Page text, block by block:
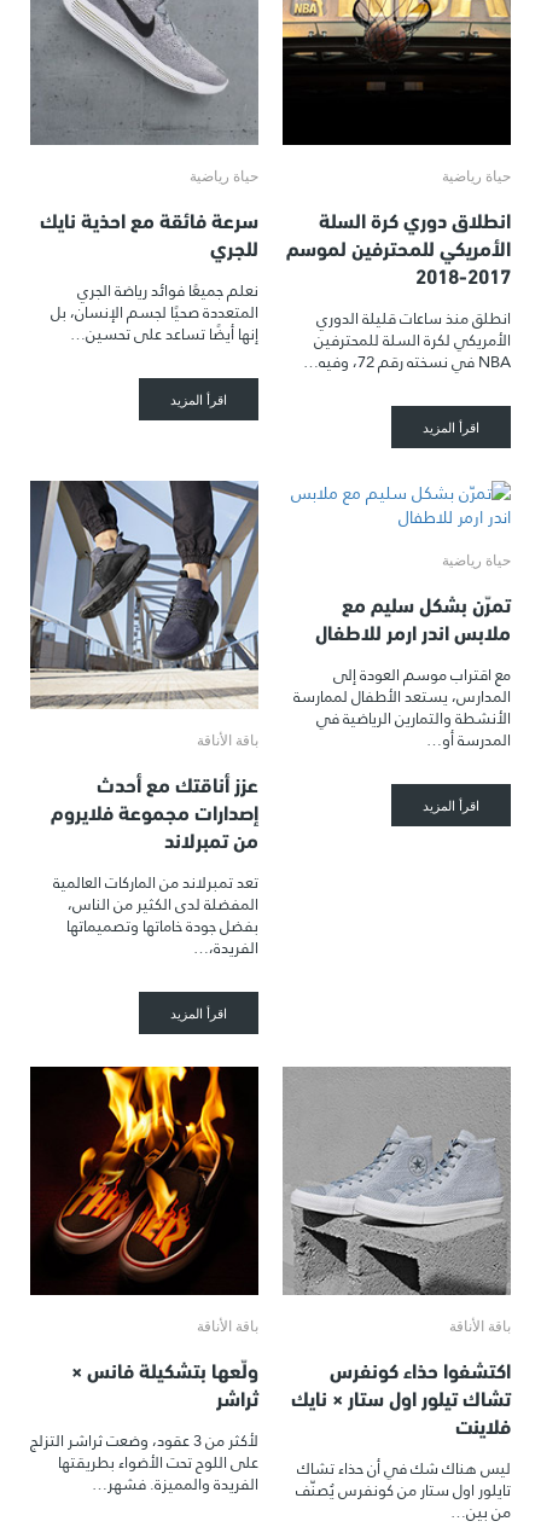
حياة رياضية
انطلاق دوري كرة السلة
الأمريكي للمحترفين لموسم
2017-2018
انطلق منذ ساعات قليلة الدوري
الأمريكي لكرة السلة للمحترفين
NBA في نسخته رقم 72، وفيه…
اقرأ المزيد
حياة رياضية
سرعة فائقة مع احذية نايك
للجري
نعلم جميعًا فوائد رياضة الجري
المتعددة صحيًا لجسم الإنسان، بل
إنها أيضًا تساعد على تحسين…
اقرأ المزيد
حياة رياضية
تمرّن بشكل سليم مع
ملابس اندر ارمر للاطفال
مع اقتراب موسم العودة إلى
المدارس، يستعد الأطفال لممارسة
الأنشطة والتمارين الرياضية في
المدرسة أو…
اقرأ المزيد
باقة الأناقة
عزز أناقتك مع أحدث
إصدارات مجموعة فلايروم
من تمبرلاند
تعد تمبرلاند من الماركات العالمية
المفضلة لدى الكثير من الناس،
بفضل جودة خاماتها وتصميماتها
الفريدة،…
اقرأ المزيد
باقة الأناقة
اكتشفوا حذاء كونفرس
تشاك تيلور اول ستار × نايك
فلاينت
ليس هناك شك في أن حذاء تشاك
تايلور اول ستار من كونفرس يُصنّف
من بين…
باقة الأناقة
ولّعها بتشكيلة فانس ×
ثراشر
لأكثر من 3 عقود، وضعت ثراشر التزلج
على اللوح تحت الأضواء بطريقتها
الفريدة والمميزة. فشهر…